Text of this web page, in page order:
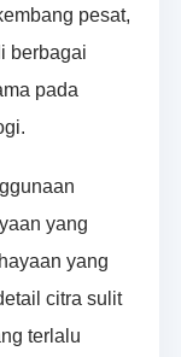
pesat,
berbagai
pada
yang
yang
citra sulit
terlalu